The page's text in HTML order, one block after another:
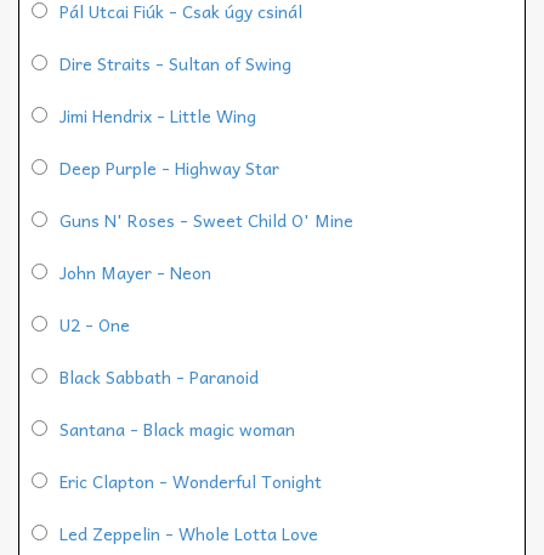
Pál Utcai Fiúk - Csak úgy csinál
Dire Straits - Sultan of Swing
Jimi Hendrix - Little Wing
Deep Purple - Highway Star
Guns N' Roses - Sweet Child O' Mine
John Mayer - Neon
U2 - One
Black Sabbath - Paranoid
Santana - Black magic woman
Eric Clapton - Wonderful Tonight
Led Zeppelin - Whole Lotta Love